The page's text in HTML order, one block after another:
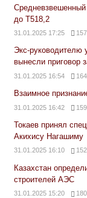
Средневзвешенный
до Т518,2
31.01.2025 17:25
Экс-руководителю
вынесли приговор
31.01.2025 16:54
Взаимное
31.01.2025 16:42
Токаев принял
Акихису Нагашиму
31.01.2025 16:10
Казахстан
строителей АЭС
31.01.2025 15:20